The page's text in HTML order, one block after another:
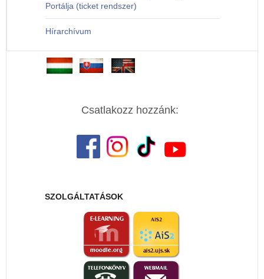
Portálja (ticket rendszer)
Hírarchívum
Csatlakozz hozzánk:
SZOLGÁLTATÁSOK